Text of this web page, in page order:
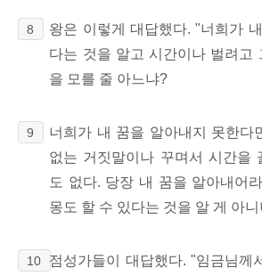
8
왕은 이렇게 대답했다. "너희가
다는 것을 알고 시간이나 벌려고
을 모를 줄 아느냐?
9
너희가 내 꿈을 알아내지 못한다
없는 거짓말이나 꾸며서 시간을
도 없다. 당장 내 꿈을 알아내어
몽도 할 수 있다는 것을 알 게 아
10
점성가들이 대답했다. "임금님께